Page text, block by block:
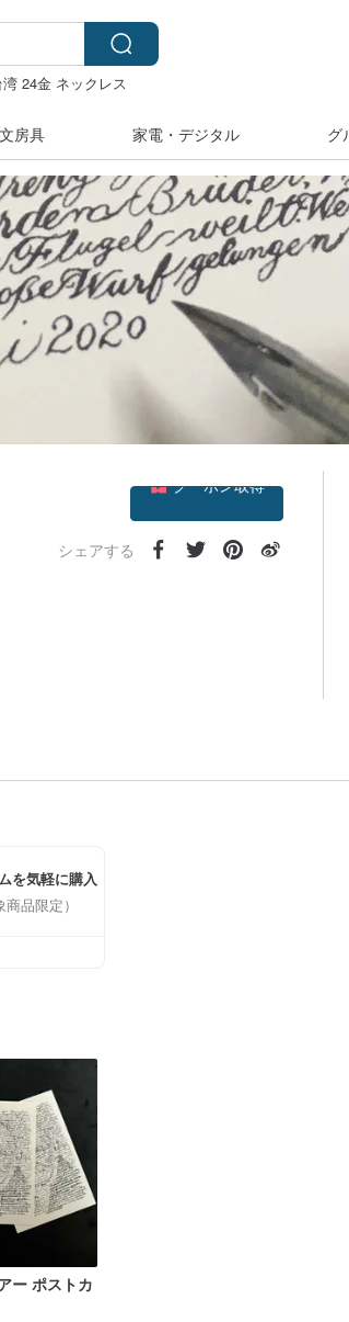
湾 24金 ネックレス
文房具 家電・デジタル グ
シェアする
を気軽に購入
品限定）
ー ポストカ